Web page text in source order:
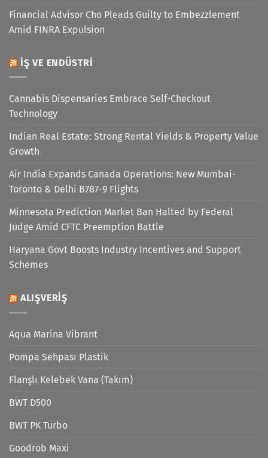
Financial Advisor Cho Pleads Guilty to Embezzlement
Amid FINRA Expulsion
İŞ VE ENDÜSTRI
Cannabis Dispensaries Embrace Self-Checkout
Technology
Indian Real Estate: Strong Rental Yields & Property Value
Growth
Air India Expands Canada Operations: New Mumbai-
Toronto & Delhi B787-9 Flights
Minnesota Prediction Market Ban Halted by Federal
Judge Amid CFTC Preemption Battle
Haryana Govt Boosts Industry Incentives and Support
Schemes
ALIŞVERIŞ
Aqua Marina Vibrant
Pompa Sehpası Plastik
Flanşlı Kelebek Vana (Takım)
BWT D500
BWT PK Turbo
Goodrob Maxi